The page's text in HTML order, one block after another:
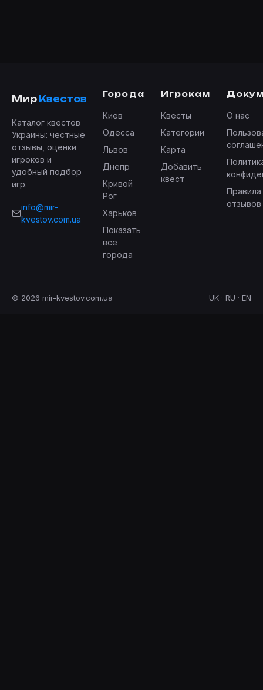
Мир Квестов
Каталог квестов
Украины: честные
отзывы, оценки
игроков и
удобный подбор
игр.
info@mir-
kvestov.com.ua
Города
Киев
Одесса
Львов
Днепр
Кривой
Рог
Харьков
Показать
все
города
Игрокам
Квесты
Категории
Карта
Добавить
квест
О нас
отзывов
© 2026 mir-kvestov.com.ua UK · RU · EN